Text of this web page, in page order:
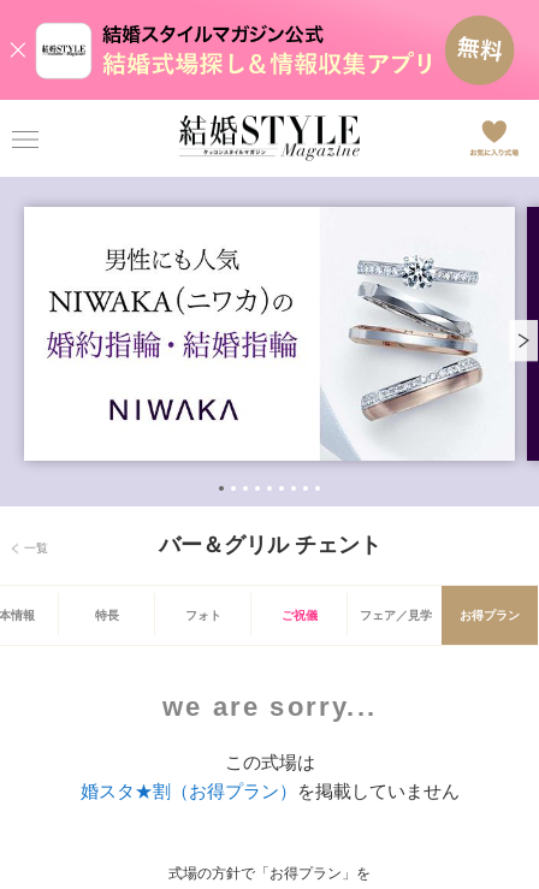
一覧 バー＆グリル チェント
情報 特長 フォト ご祝儀 フェア／見学 お得プラン
we are sorry...
この式場は
婚スタ★割（お得プラン）
を掲載していません
式場の方針で「お得プラン」を